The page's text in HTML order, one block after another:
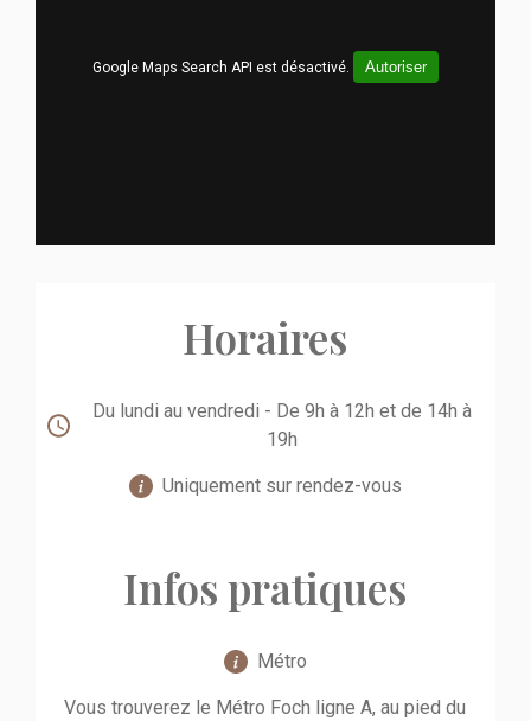
Google Maps Search API est désactivé. Autoriser
Horaires
Du lundi au vendredi - De 9h à 12h et de 14h à
19h
Uniquement sur rendez-vous
Infos pratiques
Métro
Vous trouverez le Métro Foch ligne A, au pied du